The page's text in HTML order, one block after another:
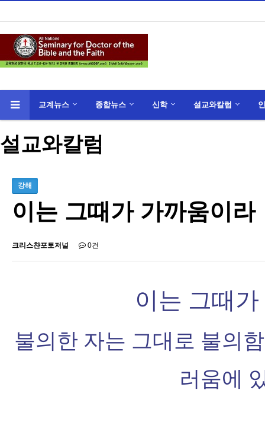
교계뉴스 종합뉴스 신학 설교와칼럼
설교와칼럼
강해
이는 그때가 가까움이라
크리스챤포토저널 0건
이는 그때
불의한 자는 그대로 불의
러움에